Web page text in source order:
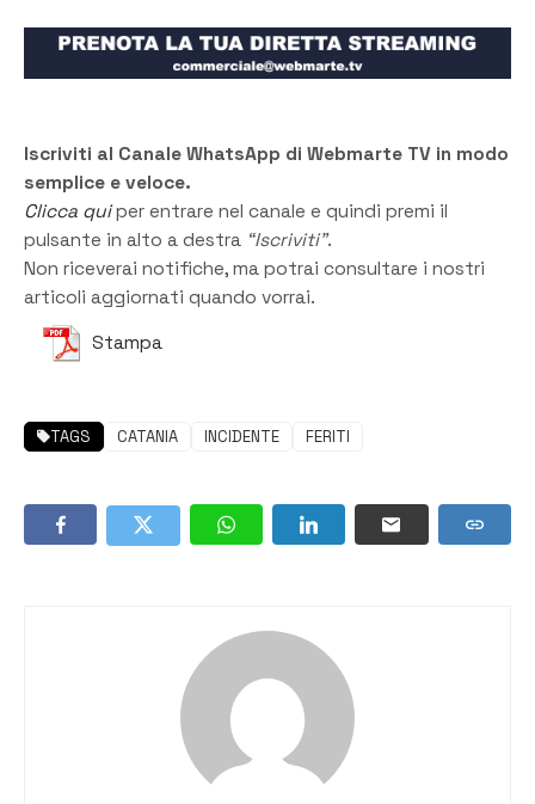
Iscriviti al Canale WhatsApp di Webmarte TV in modo
semplice e veloce.
Clicca quiper entrare nel canale e quindi premi il
pulsante in alto a destra “Iscriviti”.
Non riceverai notifiche, ma potrai consultare i nostri
articoli aggiornati quando vorrai.
Stampa
TAGS CATANIA INCIDENTE FERITI